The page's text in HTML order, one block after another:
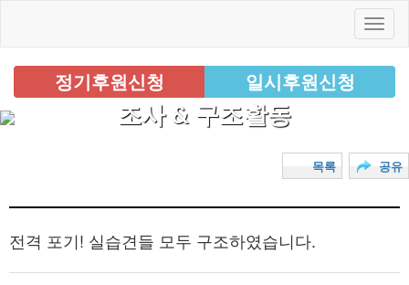
정기후원신청 일시후원신청
조사 & 구조활동
공유
목록
전격 포기! 실습견들 모두 구조하였습니다.